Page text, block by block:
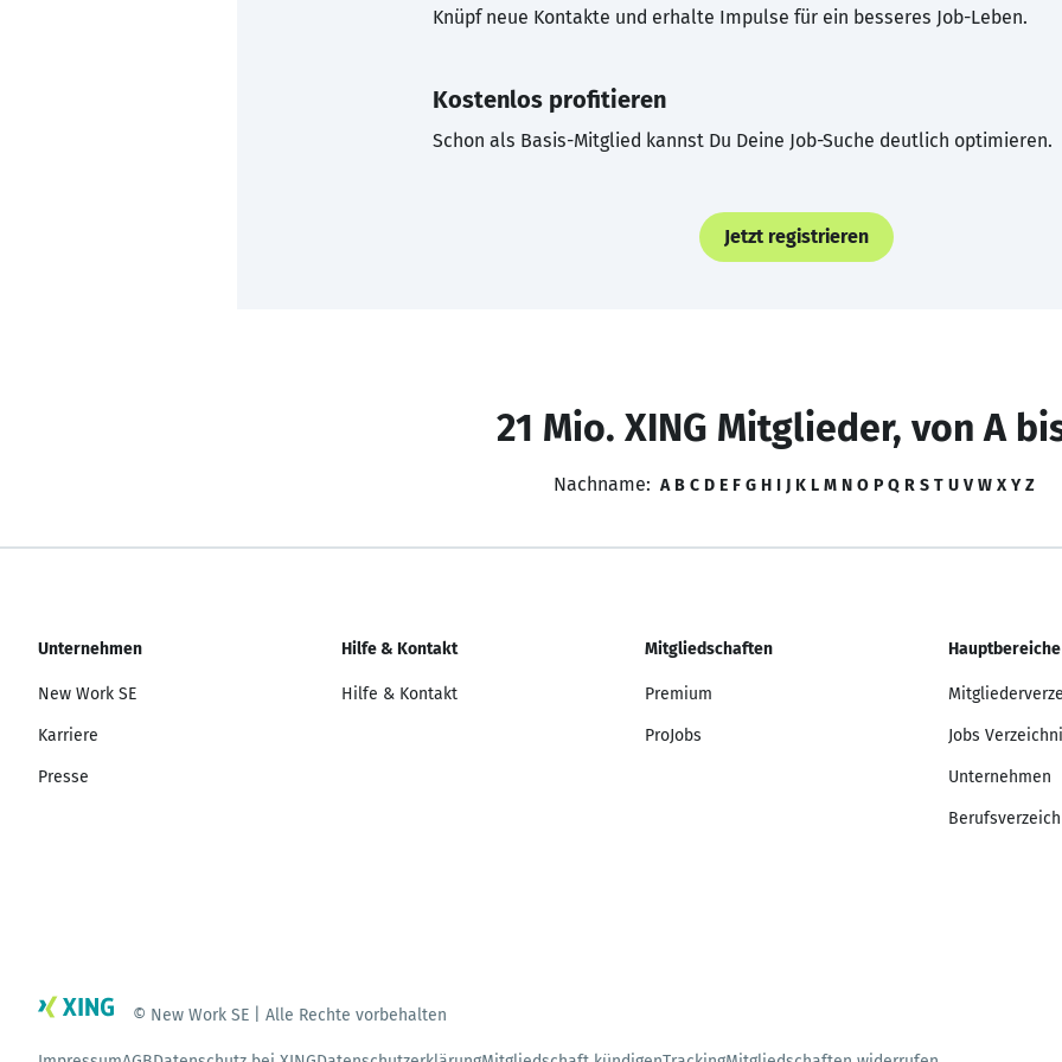
Knüpf neue Kontakte und erhalte Impulse für ein besseres Job-Leben.
Kostenlos profitieren
Schon als Basis-Mitglied kannst Du Deine Job-Suche deutlich optimieren.
Jetzt registrieren
21 Mio. XING Mitglieder, von A
Nachname: A B C D E F G H I J K L M N O P Q R S T U V W X Y Z
Unternehmen
New Work SE
Karriere
Presse
Hilfe & Kontakt
Hilfe & Kontakt
Mitgliedschaften
Premium
ProJobs
Hauptbereiche
Jobs
Unternehmen
© New Work SE | Alle Rechte vorbehalten